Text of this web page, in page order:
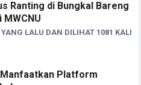
Ranting di Bungkal Bareng
LALU DAN DILIHAT 1081 KALI
Platform